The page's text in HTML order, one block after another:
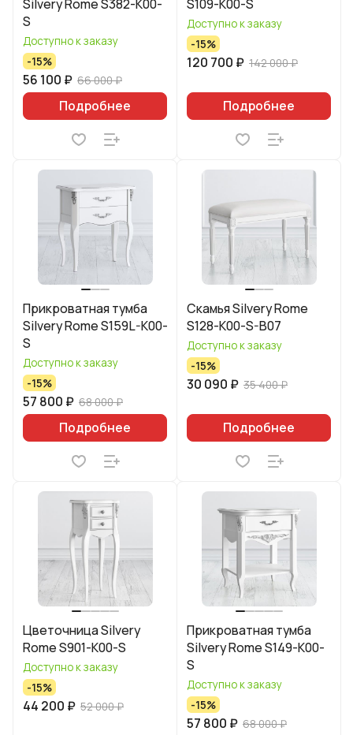
Silvery Rome S382-K00-
S
Доступно к заказу
-15%
56 100 ₽ 66 000 ₽
Подробнее
S109-K00-S
Доступно к заказу
-15%
120 700 ₽ 142 000 ₽
Подробнее
Прикроватная тумба
Silvery Rome S159L-K00-
S
Доступно к заказу
-15%
57 800 ₽ 68 000 ₽
Подробнее
Скамья Silvery Rome
S128-K00-S-B07
Доступно к заказу
-15%
30 090 ₽ 35 400 ₽
Подробнее
Цветочница Silvery
Rome S901-K00-S
Доступно к заказу
-15%
44 200 ₽ 52 000 ₽
Прикроватная тумба
Silvery Rome S149-K00-
S
Доступно к заказу
-15%
57 800 ₽ 68 000 ₽